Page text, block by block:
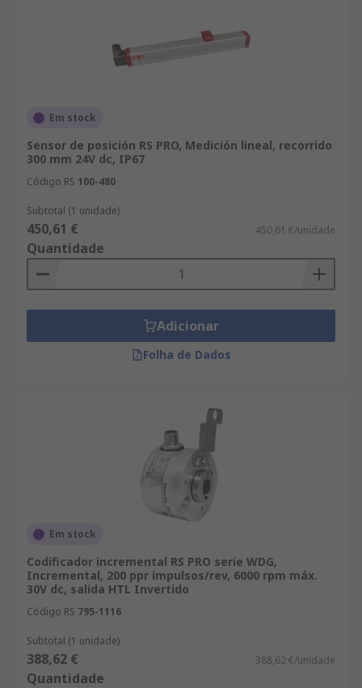
Em stock
Sensor de posición RS PRO, Medición lineal, recorrido
300 mm 24V dc, IP67
Código RS 100-480
Subtotal (1 unidade)
450,61 € 450,61 €/unidade
Quantidade
Adicionar
Folha de Dados
Em stock
Codificador incremental RS PRO serie WDG,
Incremental, 200 ppr impulsos/rev, 6000 rpm máx.
30V dc, salida HTL Invertido
Código RS 795-1116
Subtotal (1 unidade)
388,62 € 388,62 €/unidade
Quantidade